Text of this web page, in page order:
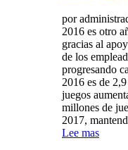
por
2016 es otro
gracias al
de los
progresando
2016 es de
juegos
millones de
2017,
Lee mas